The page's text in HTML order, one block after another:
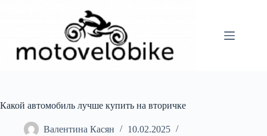
Какой автомобиль лучше купить на вторичке
Валентина Касян
10.02.2025